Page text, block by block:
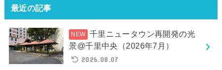
最近の記事
千里ニュータウン再開発の光
景@千里中央（2026年7月）
2026.08.07